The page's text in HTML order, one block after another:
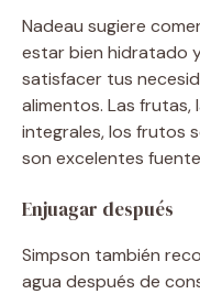
Nadeau sugiere
estar bien hidratado
satisfacer tus
alimentos. Las frutas,
integrales, los frutos
son excelentes
Enjuagar después
Simpson también
agua después de